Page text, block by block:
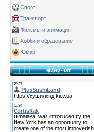
Спорт
Транспорт
Фильмы и анимация
Хобби и образование
Юмор
Мини-чат